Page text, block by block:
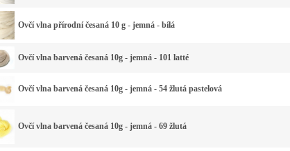
Ovčí vlna přírodní česaná 10 g - jemná - bílá
Ovčí vlna barvená česaná 10g - jemná - 101 latté
Ovčí vlna barvená česaná 10g - jemná - 54 žlutá pastelová
Ovčí vlna barvená česaná 10g - jemná - 69 žlutá